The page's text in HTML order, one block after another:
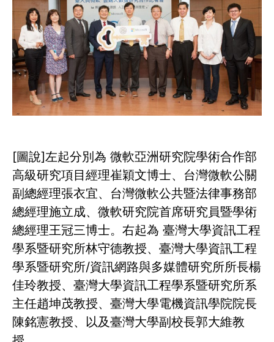
[圖說]左起分別為 微軟亞洲研究院學術合作部
高級研究項目經理崔穎文博士、台灣微軟公關
副總經理張衣宜、台灣微軟公共暨法律事務部
總經理施立成、微軟研究院首席研究員暨學術
總經理王冠三博士。右起為 臺灣大學資訊工程
學系暨研究所林守德教授、臺灣大學資訊工程
學系暨研究所/資訊網路與多媒體研究所所長楊
佳玲教授、臺灣大學資訊工程學系暨研究所系
主任趙坤茂教授、臺灣大學電機資訊學院院長
陳銘憲教授、以及臺灣大學副校長郭大維教